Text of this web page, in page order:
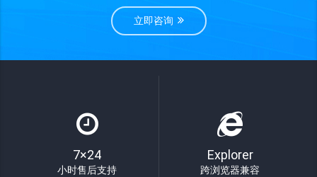
立即咨询
7×24
小时售后支持
Explorer
跨浏览器兼容